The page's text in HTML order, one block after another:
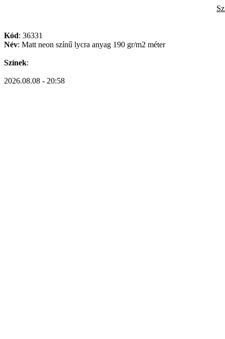
Kód: 36331
Név: Matt neon színű lycra anyag 190 gr/m2 méter
Színek:
2026.08.08 - 20:58